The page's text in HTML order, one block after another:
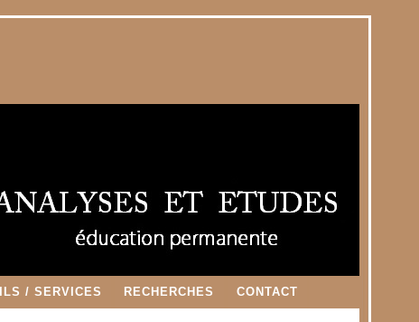
/ SERVICES RECHERCHES CONTACT